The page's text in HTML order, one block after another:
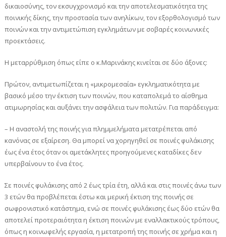
δικαιοσύνης, τον εκσυγχρονισμό και την αποτελεσματικότητα της
ποινικής δίκης, την προστασία των ανηλίκων, τον εξορθολογισμό των
ποινών και την αντιμετώπιση εγκλημάτων με σοβαρές κοινωνικές
προεκτάσεις.
Η μεταρρύθμιση όπως είπε ο κ.Μαρινάκης κινείται σε δύο άξονες:
Πρώτον, αντιμετωπίζεται η «μικρομεσαία» εγκληματικότητα με
βασικό μέσο την έκτιση των ποινών, που καταπολεμά το αίσθημα
ατιμωρησίας και αυξάνει την ασφάλεια των πολιτών. Για παράδειγμα:
– Η αναστολή της ποινής για πλημμελήματα μετατρέπεται από
κανόνας σε εξαίρεση. Θα μπορεί να χορηγηθεί σε ποινές φυλάκισης
έως ένα έτος όταν οι αμετάκλητες προηγούμενες καταδίκες δεν
υπερβαίνουν το ένα έτος.
Σε ποινές φυλάκισης από 2 έως τρία έτη, αλλά και στις ποινές άνω των
3 ετών θα προβλέπεται έστω και μερική έκτιση της ποινής σε
σωφρονιστικό κατάστημα, ενώ σε ποινές φυλάκισης έως δύο ετών θα
αποτελεί προτεραιότητα η έκτιση ποινών με εναλλακτικούς τρόπους,
όπως η κοινωφελής εργασία, η μετατροπή της ποινής σε χρήμα και η